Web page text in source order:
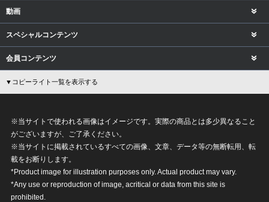
動画
スペシャルコンテンツ
会員コンテンツ
▼コピーライト一覧を表示する
※当サイトで使われる画像はイメージです。実際の商品とは多少異なること
がございますが、ご了承ください。
※当サイトに掲載されているすべての画像、文章、データ等の無断転用、転
載をお断りします。
*Product image for illustration purposes only. Actual product may vary.
*Any use or reproduction of image, acritical or data from this site is
prohibited.